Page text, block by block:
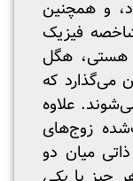
و همچنین
فیزیک
هستی، هگل
می‌گذارد که
علاوه
زوج‌های
میان دو